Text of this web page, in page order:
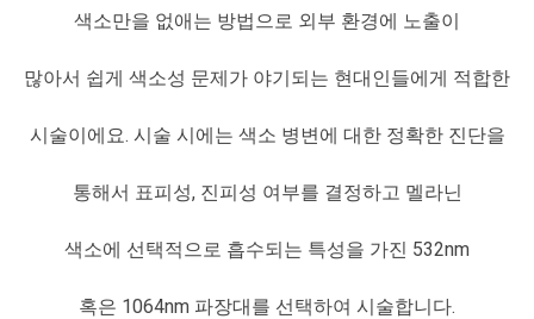
색소만을 없애는 방법으로 외부 환경에 노출이
많아서 쉽게 색소성 문제가 야기되는 현대인들에게 적합한
시술이에요. 시술 시에는 색소 병변에 대한 정확한 진단을
통해서 표피성, 진피성 여부를 결정하고 멜라닌
색소에 선택적으로 흡수되는 특성을 가진 532nm
혹은 1064nm 파장대를 선택하여 시술합니다.